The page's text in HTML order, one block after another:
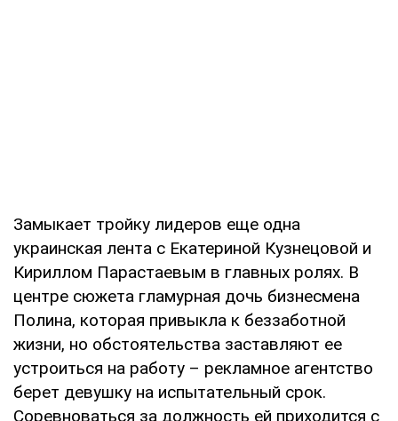
Замыкает тройку лидеров еще одна
украинская лента с Екатериной Кузнецовой и
Кириллом Парастаевым в главных ролях. В
центре сюжета гламурная дочь бизнесмена
Полина, которая привыкла к беззаботной
жизни, но обстоятельства заставляют ее
устроиться на работу – рекламное агентство
берет девушку на испытательный срок.
Соревноваться за должность ей приходится с